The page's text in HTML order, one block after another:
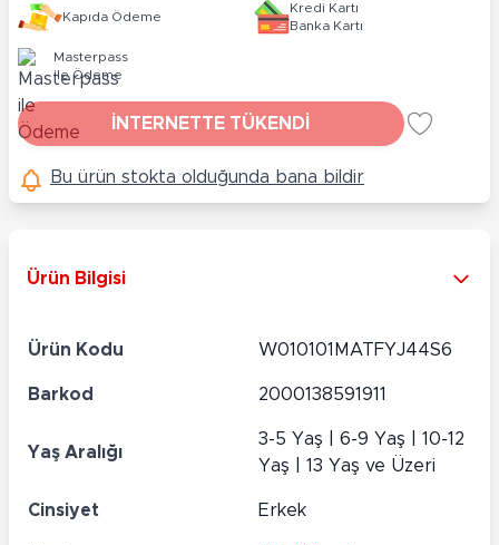
Kapıda Ödeme
Kredi Kartı
Banka Kartı
Masterpass
ile Ödeme
İNTERNETTE TÜKENDİ
Bu ürün stokta olduğunda bana bildir
Ürün Bilgisi
Ürün Kodu W010101MATFYJ44S6
Barkod 2000138591911
Yaş Aralığı
3-5 Yaş | 6-9 Yaş | 10-12
Yaş | 13 Yaş ve Üzeri
Cinsiyet Erkek